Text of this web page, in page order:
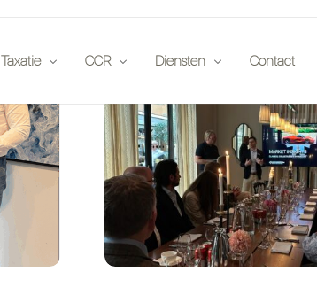
Taxatie
Online taxatie
Taxatie op locatie
CCR
Publicaties
Partners
Events
Solliciteren
Diensten
Verzekeraars
Veilinghuizen
Liefhebbers
Investeerders
Contact